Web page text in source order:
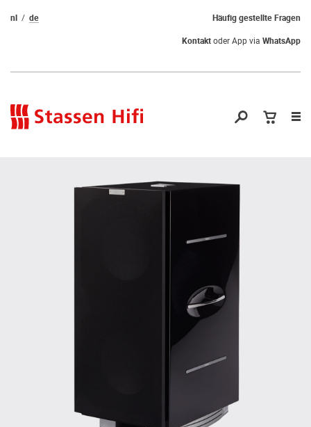
Häufig gestellte Fragen
nl
de
Kontaktoder App via WhatsApp